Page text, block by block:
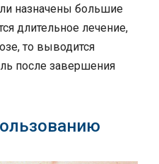
назначены большие
длительное лечение,
то выводится
после завершения